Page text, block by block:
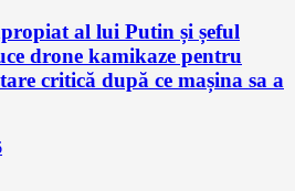
al lui Putin și șeful
drone kamikaze pentru
critică după ce mașina sa a